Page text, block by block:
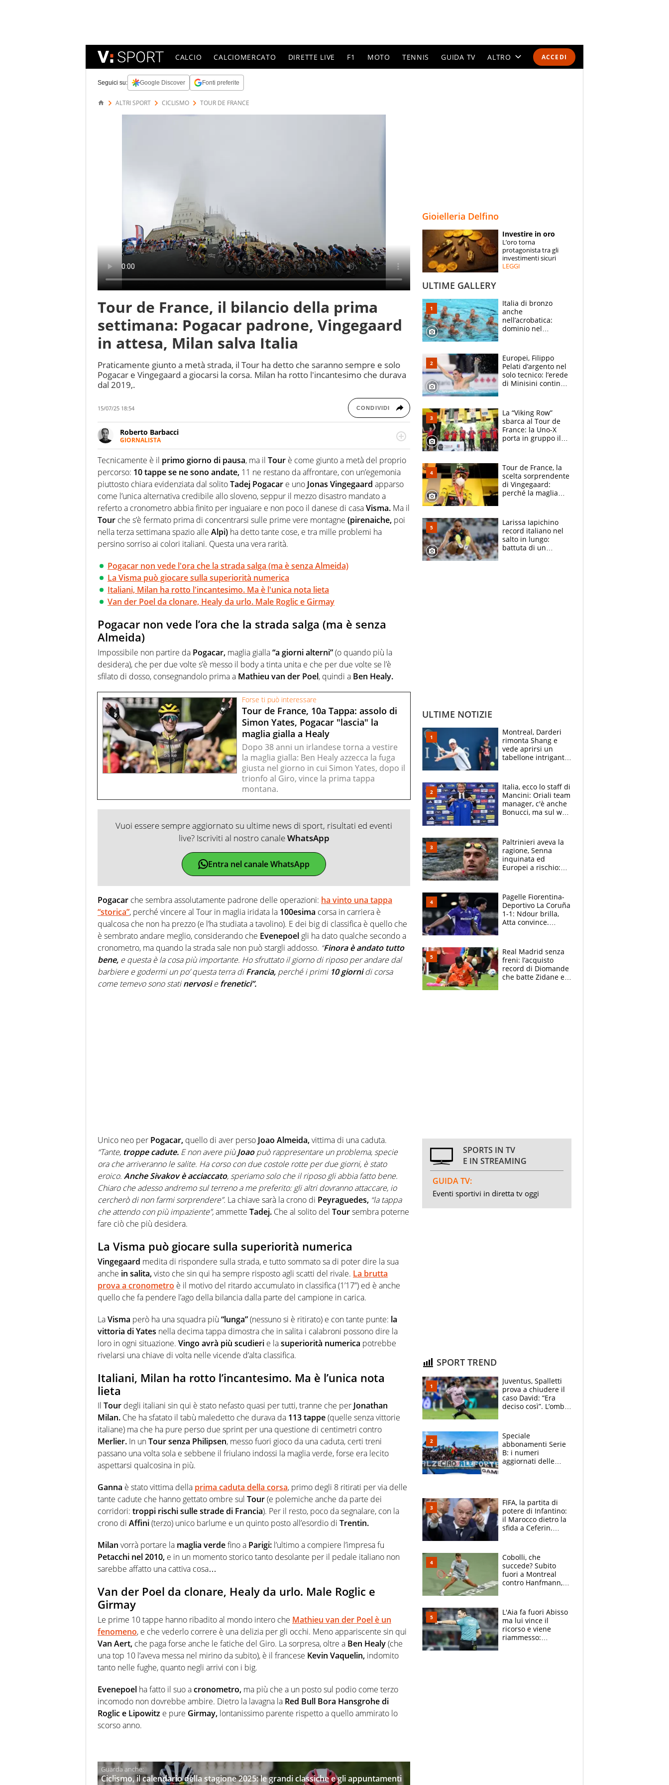
ACCEDI
CALCIO CALCIOMERCATO DIRETTE LIVE F1 MOTO TENNIS GUIDA TV ALTRO
SPECIALI
ESPERTI
Seguici su: Google Discover Fonti preferite
ALTRI SPORT CICLISMO TOUR DE FRANCE
Tour de France, il bilancio della prima
settimana: Pogacar padrone, Vingegaard
in attesa, Milan salva Italia
Praticamente giunto a metà strada, il Tour ha detto che saranno sempre e solo
Pogacar e Vingegaard a giocarsi la corsa. Milan ha rotto l'incantesimo che durava
dal 2019,.
15/07/25 18:54 CONDIVIDI
Roberto Barbacci
GIORNALISTA
Giornalista (pubblicista) sportivo a tutto campo, è il tuttologo di Virgilio Sport. Provate a
chiedergli di boxe, di scherma, di volley o di curling: ve ne farà innamorare
Tecnicamente è il primo giorno di pausa, ma il Tour è come giunto a metà del proprio
percorso: 10 tappe se ne sono andate, 11 ne restano da affrontare, con un’egemonia
piuttosto chiara evidenziata dal solitoTadej Pogacar e uno Jonas Vingegaard apparso
come l’unica alternativa credibile allo sloveno, seppur il mezzo disastro mandato a
referto a cronometro abbia finito per inguaiare e non poco il danese di casaVisma. Ma il
Tour che s’è fermato prima di concentrarsi sulle prime vere montagne (pirenaiche, poi
nella terza settimana spazio alle Alpi) ha detto tante cose, e tra mille problemi ha
persino sorriso ai colori italiani. Questa una vera rarità.
Pogacar non vede l'ora che la strada salga (ma è senza Almeida)
La Visma può giocare sulla superiorità numerica
Italiani, Milan ha rotto l'incantesimo. Ma è l'unica nota lieta
Van der Poel da clonare, Healy da urlo. Male Roglic e Girmay
Pogacar non vede l’ora che la strada salga (ma è senza
Almeida)
Impossibile non partire da Pogacar, maglia gialla“a giorni alterni”(o quando più la
desidera), che per due volte s’è messo il body a tinta unita e che per due volte se l’è
sfilato di dosso, consegnandolo prima a Mathieu van der Poel, quindi a Ben Healy.
Forse ti può interessare
Tour de France, 10a Tappa: assolo di
Simon Yates, Pogacar "lascia" la
maglia gialla a Healy
Dopo 38 anni un irlandese torna a vestire
la maglia gialla: Ben Healy azzecca la fuga
giusta nel giorno in cui Simon Yates, dopo il
trionfo al Giro, vince la prima tappa
montana.
Vuoi essere sempre aggiornato su ultime news di sport, risultati ed eventi
live? Iscriviti al nostro canaleWhatsApp
Entra nel canale WhatsApp
Pogacar che sembra assolutamente padrone delle operazioni: ha vinto una tappa
“storica”, perché vincere al Tour in maglia iridata la 100esima corsa in carriera è
qualcosa che non ha prezzo (e l’ha studiata a tavolino). E dei big di classifica è quello che
è sembrato andare meglio, considerando che Evenepoel gli ha dato qualche secondo a
cronometro, ma quando la strada sale non può stargli addosso. “Finora è andato tutto
bene, e questa è la cosa più importante. Ho sfruttato il giorno di riposo per andare dal
barbiere e godermi un po’ questa terra diFrancia, perché i primi 10 giornidi corsa
come temevo sono statinervosiefrenetici”.
Unico neo per Pogacar, quello di aver perso Joao Almeida,vittima di una caduta.
“Tante, troppe cadute. E non avere piùJoaopuò rappresentare un problema, specie
ora che arriveranno le salite. Ha corso con due costole rotte per due giorni, è stato
eroico. Anche Sivakov è acciaccato, speriamo solo che il riposo gli abbia fatto bene.
Chiaro che adesso andremo sul terreno a me preferito: gli altri dovranno attaccare, io
cercherò di non farmi sorprendere”. La chiave sarà la crono di Peyraguedes, “la tappa
che attendo con più impaziente”,ammette Tadej. Che al solito del Toursembra poterne
fare ciò che più desidera.
La Visma può giocare sulla superiorità numerica
Vingegaard medita di rispondere sulla strada, e tutto sommato sa di poter dire la sua
anche in salita,visto che sin qui ha sempre risposto agli scatti del rivale. La brutta
prova a cronometro è il motivo del ritardo accumulato in classifica (1’17”) ed è anche
quello che fa pendere l’ago della bilancia dalla parte del campione in carica.
LaVisma però ha una squadra più “lunga”(nessuno si è ritirato) e con tante punte: la
vittoria di Yates nella decima tappa dimostra che in salita i calabroni possono dire la
loro in ogni situazione. Vingo avrà più scudieri e lasuperiorità numerica potrebbe
rivelarsi una chiave di volta nelle vicende d’alta classifica.
Italiani, Milan ha rotto l’incantesimo. Ma è l’unica nota
lieta
Il Tour degli italiani sin qui è stato nefasto quasi per tutti, tranne che per Jonathan
Milan. Che ha sfatato il tabù maledetto che durava da 113 tappe(quelle senza vittorie
italiane) ma che ha pure perso due sprint per una questione di centimetri contro
Merlier. In unTour senza Philipsen, messo fuori gioco da una caduta, certi treni
passano una volta sola e sebbene il friulano indossi la maglia verde, forse era lecito
aspettarsi qualcosina in più.
Ganna è stato vittima della prima caduta della corsa, primo degli 8 ritirati per via delle
tante cadute che hanno gettato ombre sul Tour(e polemiche anche da parte dei
corridori: troppi rischi sulle strade di Francia). Per il resto, poco da segnalare, con la
crono di Affini(terzo) unico barlume e un quinto posto all’esordio di Trentin.
Milan vorrà portare la maglia verdefino a Parigi: l’ultimo a compiere l’impresa fu
Petacchi nel 2010, e in un momento storico tanto desolante per il pedale italiano non
sarebbe affatto una cattiva cosa…
Van der Poel da clonare, Healy da urlo. Male Roglic e
Girmay
Le prime 10 tappe hanno ribadito al mondo intero che Mathieu van der Poel è un
fenomeno, e che vederlo correre è una delizia per gli occhi. Meno appariscente sin qui
Van Aert, che paga forse anche le fatiche del Giro. La sorpresa, oltre a Ben Healy(che
una top 10 l’aveva messa nel mirino da subito), è il francese Kevin Vaquelin, indomito
tanto nelle fughe, quanto negli arrivi con i big.
Evenepoel ha fatto il suo acronometro, ma più che a un posto sul podio come terzo
incomodo non dovrebbe ambire. Dietro la lavagna la Red Bull Bora Hansgrohe di
Roglic e Lipowitz e pure Girmay, lontanissimo parente rispetto a quello ammirato lo
scorso anno.
Ciclismo, il calendario della stagione 2025: le grandi classiche e gli appuntamenti
Gioielleria Delfino
Investire in oro
L’oro torna
protagonista tra gli
investimenti sicuri
LEGGI
ULTIME GALLERY
Italia di bronzo
anche
nell’acrobatica:
dominio nel
e compagni
continuare
Europei, Filippo
Pelati d’argento nel
solo tecnico: l’erede
di Minisini continua
mirino
La “Viking Row”
sbarca al Tour de
France: la Uno-X
porta in gruppo il
compagni
Tour de France, la
scelta sorprendente
di Vingegaard:
perché la maglia
rischio da evitare
Larissa Iapichino
record italiano nel
salto in lungo:
battuta di un
ULTIME NOTIZIE
Montreal, Darderi
rimonta Shang e
vede aprirsi un
tabellone intrigante:
felice del mio livello"
Italia, ecco lo staff di
Mancini: Oriali team
manager, c'è anche
Bonucci, ma sul web
Paltrinieri aveva la
ragione, Senna
inquinata ed
Europei a rischio:
adesso
Pagelle Fiorentina-
Deportivo La Coruña
1-1: Ndour brilla,
Atta convince.
Real Madrid senza
freni: l’acquisto
record di Diomande
che batte Zidane e
SPORTS IN TV
E IN STREAMING
GUIDA TV:
Eventi sportivi in diretta tv oggi
SPORT TREND
Juventus, Spalletti
prova a chiudere il
caso David: “Era
deciso così”. L’ombra
Speciale
abbonamenti Serie
B: i numeri
aggiornati delle
FIFA, la partita di
potere di Infantino:
il Marocco dietro la
sfida a Ceferin.
squadre, l’ira di Figo
Cobolli, che
succede? Subito
fuori a Montreal
contro Hanfmann,
L'Aia fa fuori Abisso
ma lui vince il
ricorso e viene
riammesso: